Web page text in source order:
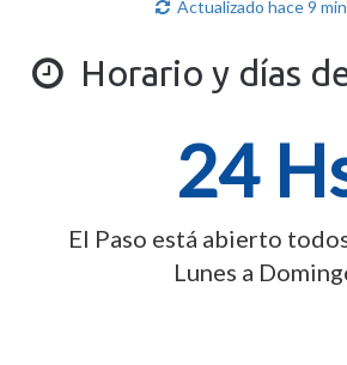
Actualizado hace 9
Horario y días
24
El Paso está abierto
Lunes a